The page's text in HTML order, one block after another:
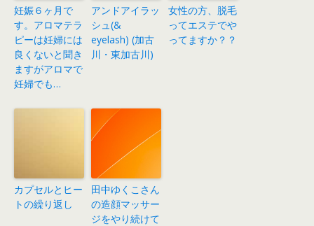
妊娠６ヶ月で
す。アロマテラ
ピーは妊婦には
良くないと聞き
ますがアロマで
妊婦でも…
アンドアイラッ
シュ(&
eyelash) (加古
川・東加古川)
女性の方、脱毛
ってエステでや
ってますか？？
カプセルとヒー
トの繰り返し
田中ゆくこさん
の造顔マッサー
ジをやり続けて